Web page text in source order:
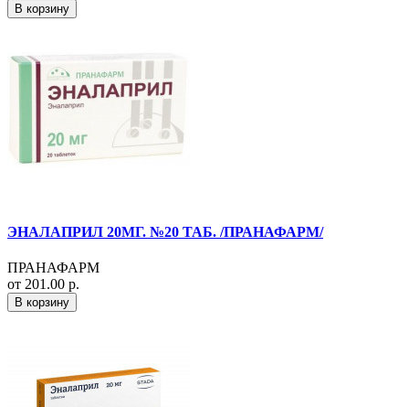
В корзину
ЭНАЛАПРИЛ 20МГ. №20 ТАБ. /ПРАНАФАРМ/
ПРАНАФАРМ
от 201.00 р.
В корзину